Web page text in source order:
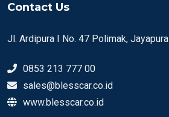
Contact Us
Jl. Ardipura I No. 47 Polimak, Jayapura
0853 213 777 00
sales@blesscar.co.id
www.blesscar.co.id